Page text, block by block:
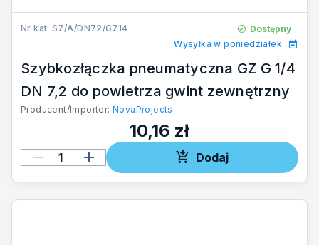
Nr kat: SZ/A/DN72/GZ14
Dostępny
Wysyłka w poniedziałek
Szybkozłączka pneumatyczna GZ G 1/4
DN 7,2 do powietrza gwint zewnętrzny
Producent/Importer:NovaProjects
10,16 zł
Dodaj